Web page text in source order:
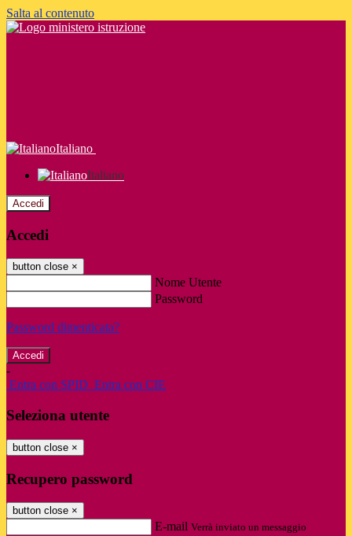
Salta al contenuto
Italiano
Italiano
Accedi
Accedi
button close ×
Nome Utente
Password
Password dimenticata?
-
Entra con SPID Entra con CIE
Seleziona utente
button close ×
Recupero password
button close ×
E-mail Verrà inviato un messaggio